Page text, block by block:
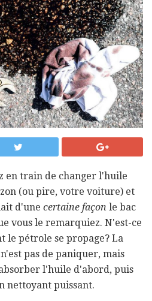
en train de changer l'huile
(ou pire, votre voiture) et
d'une certaine façon le bac
vous le remarquiez. N'est-ce
le pétrole se propage? La
pas de paniquer, mais
l'huile d'abord, puis
nettoyant puissant.